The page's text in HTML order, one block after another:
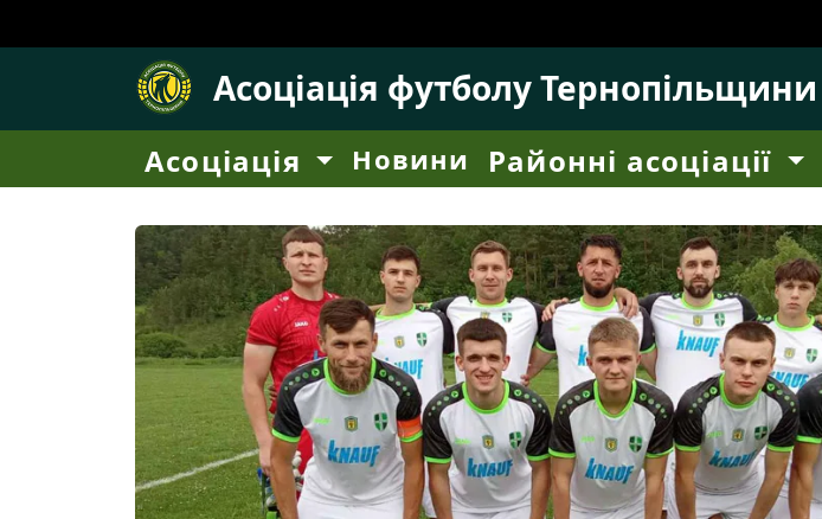
Асоціація футболу Тернопільщини
Асоціація Новини Районні асоціації